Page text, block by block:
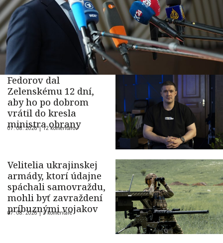
Fedorov dal
Zelenskému 12 dní,
aby ho po dobrom
vrátil do kresla
ministra obrany
07. 08. 2026 |12 komentárov
Velitelia ukrajinskej
armády, ktorí údajne
spáchali samovraždu,
mohli byť zavraždení
príbuznými vojakov
07. 08. 2026 |3 komentáre